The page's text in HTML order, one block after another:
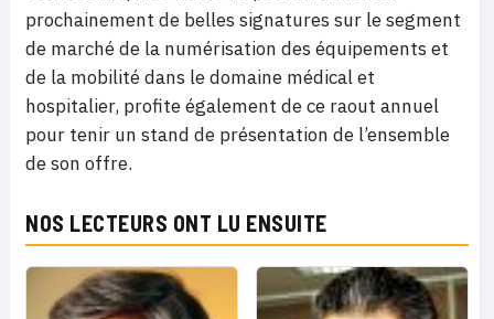
prochainement de belles signatures sur le segment
de marché de la numérisation des équipements et
de la mobilité dans le domaine médical et
hospitalier, profite également de ce raout annuel
pour tenir un stand de présentation de l’ensemble
de son offre.
NOS LECTEURS ONT LU ENSUITE